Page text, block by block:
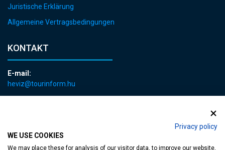
Privacy policy
WE USE COOKIES
We may place these for analysis of our visitor data, to improve our website,
Juristische Erklärung
Allgemeine Vertragsbedingungen
KONTAKT
E-mail:
heviz@tourinform.hu